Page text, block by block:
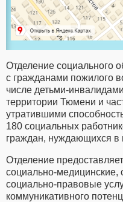
Отделение социального
с гражданами пожилого
числе детьми-
территории Тюмени и
утратившими
180 социальных
граждан, нуждающихся в
Отделение
социально-медицинские,
социально-правовые
коммуникативного